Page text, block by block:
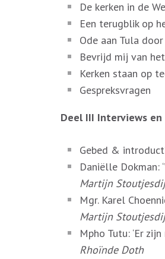
De kerken in de
Een terugblik op
Ode aan Tula door
Bevrijd mij van
Kerken staan op
Gespreksvragen
Deel III Interviews en
Gebed &
Daniëlle Dokman:
Martijn
Mgr. Karel
Martijn
Mpho Tutu: ‘Er
Rhoïnde Doth